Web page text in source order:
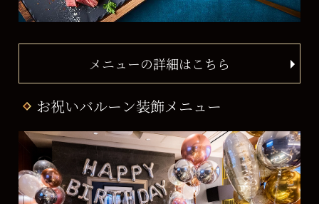
メニューの詳細はこちら
お祝いバルーン装飾メニュー